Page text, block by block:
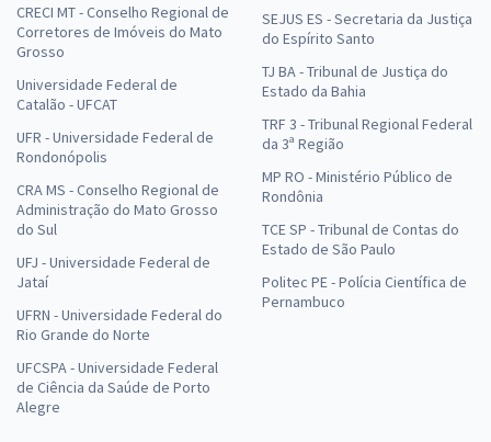
CRECI MT - Conselho Regional de
Corretores de Imóveis do Mato
Grosso
Universidade Federal de
Catalão - UFCAT
UFR - Universidade Federal de
Rondonópolis
CRA MS - Conselho Regional de
Administração do Mato Grosso
do Sul
UFJ - Universidade Federal de
Jataí
UFRN - Universidade Federal do
Rio Grande do Norte
UFCSPA - Universidade Federal
de Ciência da Saúde de Porto
Alegre
SEJUS ES - Secretaria da Justiça
do Espírito Santo
TJ BA - Tribunal de Justiça do
Estado da Bahia
TRF 3 - Tribunal Regional Federal
da 3ª Região
MP RO - Ministério Público de
Rondônia
TCE SP - Tribunal de Contas do
Estado de São Paulo
Politec PE - Polícia Científica de
Pernambuco